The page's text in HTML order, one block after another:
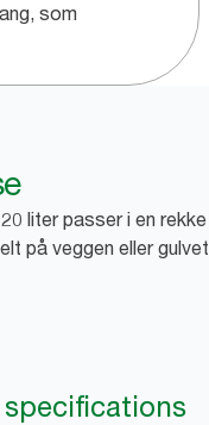
som
liter passer i en
på veggen eller